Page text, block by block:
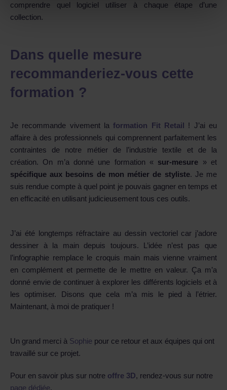
comprendre quel logiciel utiliser à chaque étape d’une
collection.
Dans quelle mesure
recommanderiez-vous cette
formation ?
Je recommande vivement laformation Fit Retail ! J’ai eu
affaire à des professionnels qui comprennent parfaitement les
contraintes de notre métier de l’industrie textile et de la
création. On m’a donné une formation « sur-mesure » et
spécifique aux besoins de mon métier de styliste. Je me
suis rendue compte à quel point je pouvais gagner en temps et
en efficacité en utilisant judicieusement tous ces outils.
J’ai été longtemps réfractaire au dessin vectoriel car j’adore
dessiner à la main depuis toujours. L’idée n’est pas que
l’infographie remplace le croquis main mais vienne vraiment
en complément et permette de le mettre en valeur. Ça m’a
donné envie de continuer à explorer les différents logiciels et à
les optimiser. Disons que cela m’a mis le pied à l’étrier.
Maintenant, à moi de pratiquer !
Un grand merci à Sophie pour ce retour et aux équipes qui ont
travaillé sur ce projet.
Pour en savoir plus sur notre offre 3D, rendez-vous sur notre
page dédiée.